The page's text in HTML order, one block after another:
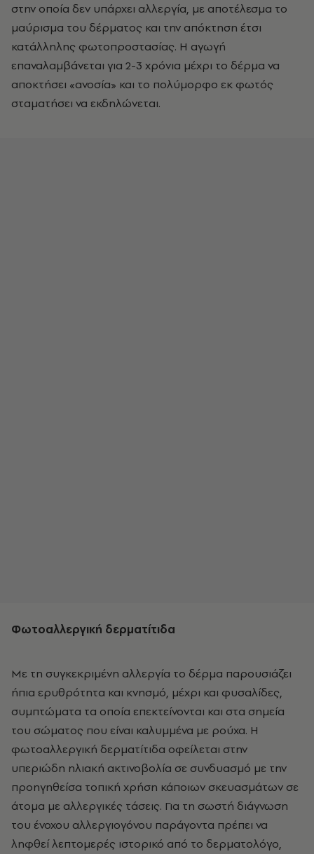
στην οποία δεν υπάρχει αλλεργία, με αποτέλεσμα το
μαύρισμα του δέρματος και την απόκτηση έτσι
κατάλληλης φωτοπροστασίας. Η αγωγή
επαναλαμβάνεται για 2-3 χρόνια μέχρι το δέρμα να
αποκτήσει «ανοσία» και το πολύμορφο εκ φωτός
σταματήσει να εκδηλώνεται.
Φωτοαλλεργική δερματίτιδα
Με τη συγκεκριμένη αλλεργία το δέρμα παρουσιάζει
ήπια ερυθρότητα και κνησμό, μέχρι και φυσαλίδες,
συμπτώματα τα οποία επεκτείνονται και στα σημεία
του σώματος που είναι καλυμμένα με ρούχα. Η
φωτοαλλεργική δερματίτιδα οφείλεται στην
υπεριώδη ηλιακή ακτινοβολία σε συνδυασμό με την
προηγηθείσα τοπική χρήση κάποιων σκευασμάτων σε
άτομα με αλλεργικές τάσεις. Για τη σωστή διάγνωση
του ένοχου αλλεργιογόνου παράγοντα πρέπει να
ληφθεί λεπτομερές ιστορικό από το δερματολόγο,